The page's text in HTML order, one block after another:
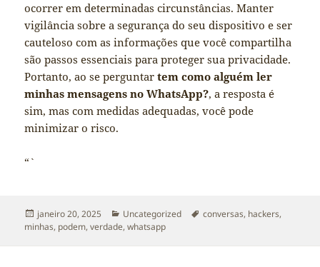
ocorrer em determinadas circunstâncias. Manter
vigilância sobre a segurança do seu dispositivo e ser
cauteloso com as informações que você compartilha
são passos essenciais para proteger sua privacidade.
Portanto, ao se perguntartem como alguém ler
minhas mensagens no WhatsApp?, a resposta é
sim, mas com medidas adequadas, você pode
minimizar o risco.
“`
Publicado
em
janeiro 20, 2025 Categorias
Uncategorized Tags
conversas, hackers,
minhas, podem,verdade,whatsapp